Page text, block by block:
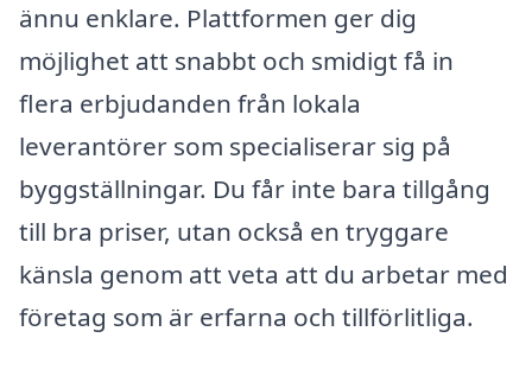
ännu enklare. Plattformen ger dig
möjlighet att snabbt och smidigt få in
flera erbjudanden från lokala
leverantörer som specialiserar sig på
byggställningar. Du får inte bara tillgång
till bra priser, utan också en tryggare
känsla genom att veta att du arbetar med
företag som är erfarna och tillförlitliga.